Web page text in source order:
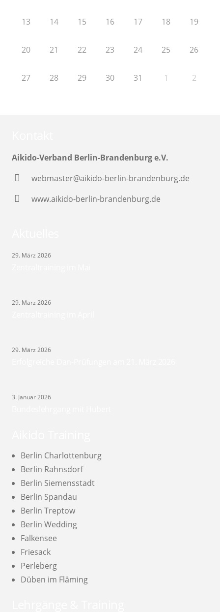
13 14 15 16 17 18 19
20 21 22 23 24 25 26
27 28 29 30 31 1 2
Aikido-Verband Berlin-Brandenburg e.V.
webmaster@aikido-berlin-brandenburg.de
www.aikido-berlin-brandenburg.de
29. März 2026
29. März 2026
29. März 2026
3. Januar 2026
Berlin Charlottenburg
Berlin Rahnsdorf
Berlin Siemensstadt
Berlin Spandau
Berlin Treptow
Berlin Wedding
Falkensee
Friesack
Perleberg
Düben im Fläming